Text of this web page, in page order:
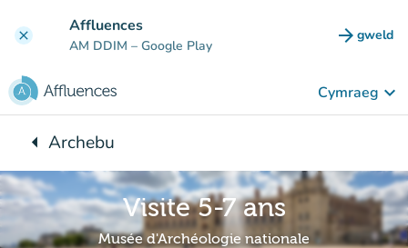
clear Affluences
AM DDIM – Google Play arrow_forward gweld
(tab
Cymraeg keyboard_arrow_down
arrow_leftYn ôl i:
Archebu
Visite 5-7 ans
Musée d'Archéologie nationale